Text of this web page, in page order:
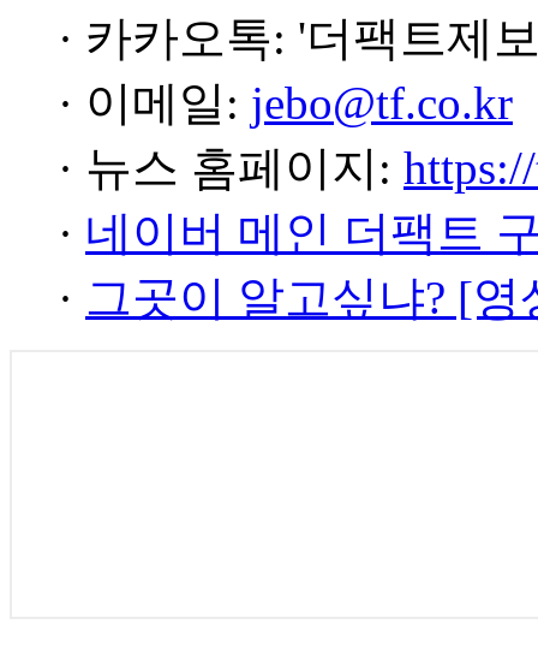
· 카카오톡: '더팩트제
· 이메일: jebo@tf.co.kr
· 뉴스 홈페이지:
· 네이버 메인 더팩트
· 그곳이 알고싶냐? [